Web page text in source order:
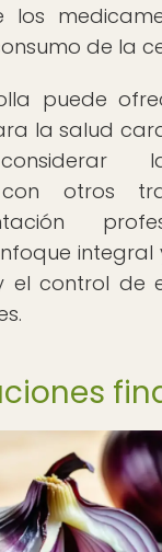
los
de la
puede
la salud
con otros
integral
el control de